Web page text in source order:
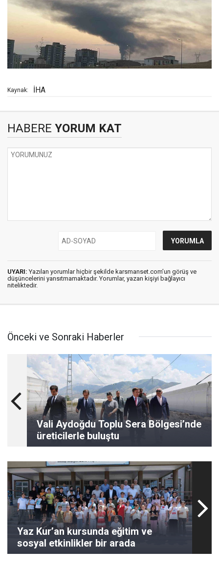
Kaynak: İHA
HABERE YORUM KAT
UYARI: Yazılan yorumlar hiçbir şekilde karsmanset.com’un görüş ve
düşüncelerini yansıtmamaktadır. Yorumlar, yazan kişiyi bağlayıcı
niteliktedir.
Önceki ve Sonraki Haberler
Vali Aydoğdu Toplu Sera Bölgesi’nde
üreticilerle buluştu
Yaz Kur’an kursunda eğitim ve
sosyal etkinlikler bir arada